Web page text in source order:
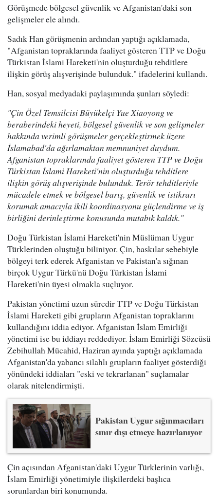
Görüşmede bölgesel güvenlik ve Afganistan'daki son
gelişmeler ele alındı.
Sadık Han görüşmenin ardından yaptığı açıklamada,
"Afganistan topraklarında faaliyet gösteren TTP ve Doğu
Türkistan İslami Hareketi'nin oluşturduğu tehditlere
ilişkin görüş alışverişinde bulunduk." ifadelerini kullandı.
Han, sosyal medyadaki paylaşımında şunları söyledi:
"Çin Özel Temsilcisi Büyükelçi Yue Xiaoyong ve
beraberindeki heyeti, bölgesel güvenlik ve son gelişmeler
hakkında verimli görüşmeler gerçekleştirmek üzere
İslamabad'da ağırlamaktan memnuniyet duydum.
Afganistan topraklarında faaliyet gösteren TTP ve Doğu
Türkistan İslami Hareketi'nin oluşturduğu tehditlere
ilişkin görüş alışverişinde bulunduk. Terör tehditleriyle
mücadele etmek ve bölgesel barış, güvenlik ve istikrarı
korumak amacıyla ikili koordinasyonu güçlendirme ve iş
birliğini derinleştirme konusunda mutabık kaldık."
Doğu Türkistan İslami Hareketi'nin Müslüman Uygur
Türklerinden oluştuğu biliniyor. Çin, baskılar sebebiyle
bölgeyi terk ederek Afganistan ve Pakistan'a sığınan
birçok Uygur Türkü'nü Doğu Türkistan İslami
Hareketi'nin üyesi olmakla suçluyor.
Pakistan yönetimi uzun süredir TTP ve Doğu Türkistan
İslami Hareketi gibi grupların Afganistan topraklarını
kullandığını iddia ediyor. Afganistan İslam Emirliği
yönetimi ise bu iddiayı reddediyor. İslam Emirliği Sözcüsü
Zebihullah Mücahid, Haziran ayında yaptığı açıklamada
Afganistan'da yabancı silahlı grupların faaliyet gösterdiği
yönündeki iddiaları "eski ve tekrarlanan" suçlamalar
olarak nitelendirmişti.
Pakistan Uygur sığınmacıları
sınır dışı etmeye hazırlanıyor
Çin açısından Afganistan'daki Uygur Türklerinin varlığı,
İslam Emirliği yönetimiyle ilişkilerdeki başlıca
sorunlardan biri konumunda.